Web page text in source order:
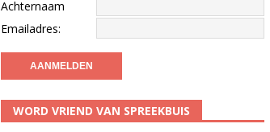
Achternaam
Emailadres:
WORD VRIEND VAN SPREEKBUIS